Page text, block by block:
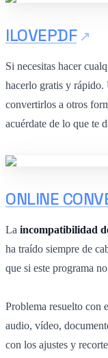
ILOVEPDF
Si necesitas hacer
hacerlo gratis y
convertirlos a otros
acuérdate de lo que te
ONLINE
La incompatibilidad
ha traído siempre de
que si este programa
Problema resuelto con
audio, vídeo,
con los ajustes y